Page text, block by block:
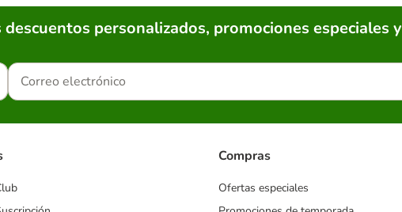
personalizados, promociones especiales y
Compras
Ofertas especiales